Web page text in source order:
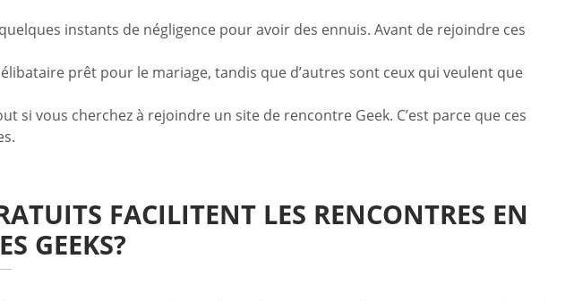
instants de négligence pour avoir des ennuis. Avant de rejoindre ces
prêt pour le mariage, tandis que d’autres sont ceux qui veulent que
si vous cherchez à rejoindre un site de rencontre Geek. C’est parce que ces
FACILITENT LES RENCONTRES EN
GEEKS?